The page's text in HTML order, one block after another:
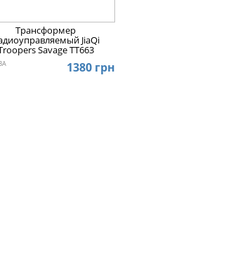
Трансформер
JiaQi
Savage TT663
1380 грн